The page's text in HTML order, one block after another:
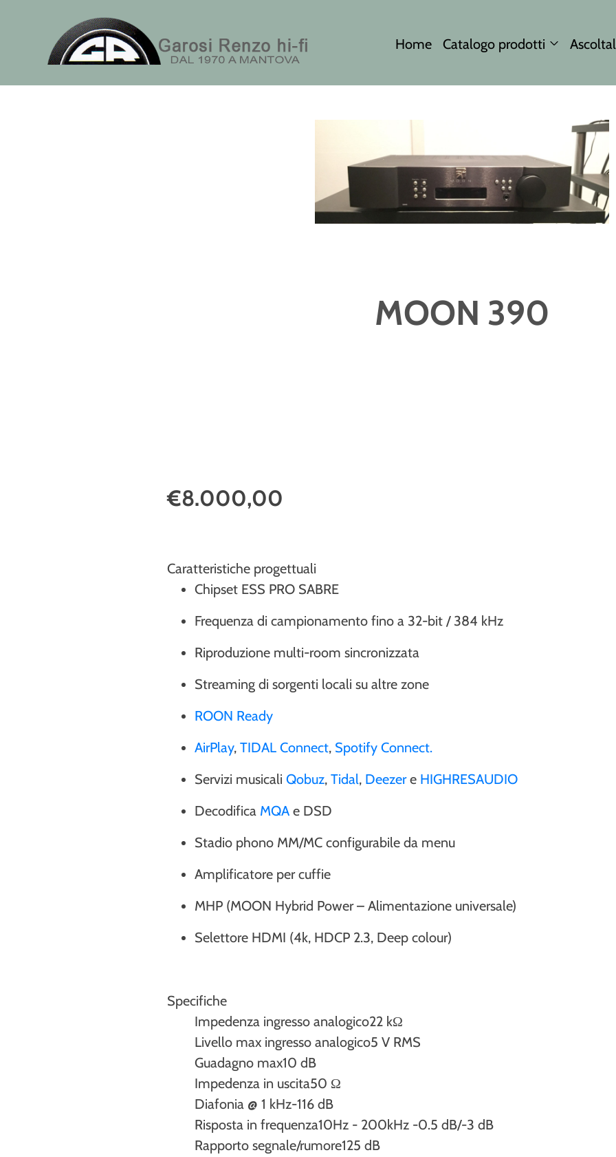
Home Catalogo prodotti
MOON 390
€8.000,00
Caratteristiche progettuali
Chipset ESS PRO SABRE
Frequenza di campionamento fino a 32-bit / 384 kHz
Riproduzione multi-room sincronizzata
Streaming di sorgenti locali su altre zone
ROON Ready
AirPlay,TIDAL Connect, Spotify Connect.
Servizi musicaliQobuz,Tidal, Deezere HIGHRESAUDIO
Decodifica MQA e DSD
Stadio phono MM/MC configurabile da menu
Amplificatore per cuffie
MHP (MOON Hybrid Power – Alimentazione universale)
Selettore HDMI (4k, HDCP 2.3, Deep colour)
Specifiche
Impedenza ingresso analogico22 kΩ
Livello max ingresso analogico5 V RMS
Guadagno max10 dB
Impedenza in uscita50 Ω
Diafonia @ 1 kHz-116 dB
Risposta in frequenza10Hz - 200kHz -0.5 dB/-3 dB
Rapporto segnale/rumore125 dB